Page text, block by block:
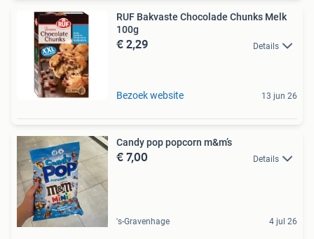
RUF Bakvaste Chocolade Chunks Melk
100g
€ 2,29 Details
Bezoek website 13 jun 26
Candy pop popcorn m&m’s
€ 7,00 Details
's-Gravenhage 4 jul 26